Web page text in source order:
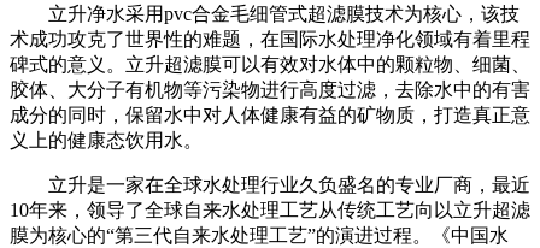
立升净水采用pvc合金毛细管式超滤膜技术为核心，该技
术成功攻克了世界性的难题，在国际水处理净化领域有着里程
碑式的意义。立升超滤膜可以有效对水体中的颗粒物、细菌、
胶体、大分子有机物等污染物进行高度过滤，去除水中的有害
成分的同时，保留水中对人体健康有益的矿物质，打造真正意
义上的健康态饮用水。
立升是一家在全球水处理行业久负盛名的专业厂商，最近
10年来，领导了全球自来水处理工艺从传统工艺向以立升超滤
膜为核心的“第三代自来水处理工艺”的演进过程。《中国水